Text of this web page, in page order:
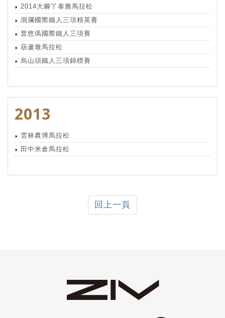
2014大腳丫泰雅馬拉松
洄瀾國際鐵人三項精英賽
普悠瑪國際鐵人三項賽
葫蘆墩馬拉松
烏山頭鐵人三項錦標賽
2013
雲林農博馬拉松
田中米倉馬拉松
回上一頁